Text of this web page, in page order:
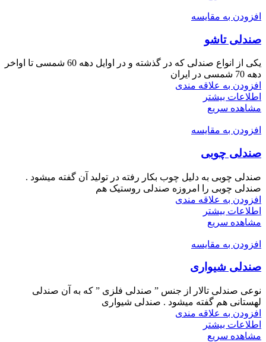
افزودن به مقایسه
صندلی تاشو
یکی از انواع صندلی که در گذشته و در اوایل دهه 60 شمسی تا اواخر
دهه 70 شمسی در ایران
افزودن به علاقه مندی
اطلاعات بیشتر
مشاهده سریع
افزودن به مقایسه
صندلی چوبی
صندلی چوبی به دلیل چوب بکار رفته در تولید آن گفته میشود .
صندلی چوبی را امروزه صندلی روستیک هم
افزودن به علاقه مندی
اطلاعات بیشتر
مشاهده سریع
افزودن به مقایسه
صندلی شیواری
نوعی صندلی تالار از جنس ” صندلی فلزی ” که به آن صندلی
لهستانی هم گفته میشود . صندلی شیواری
افزودن به علاقه مندی
اطلاعات بیشتر
مشاهده سریع